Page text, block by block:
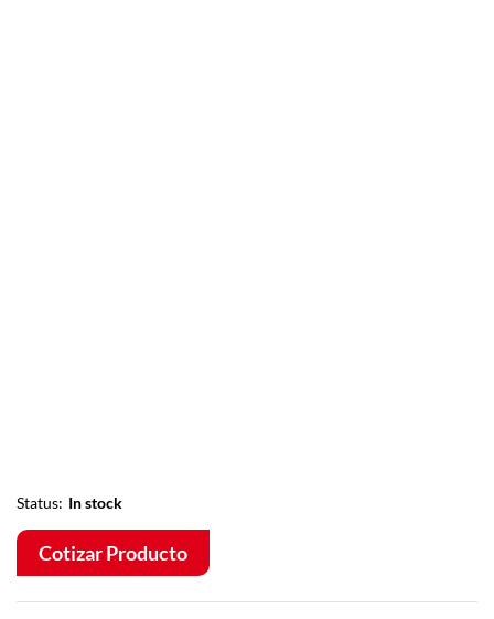
Status: In stock
Cotizar Producto